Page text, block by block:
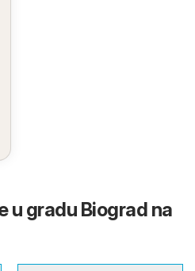
u gradu Biograd na